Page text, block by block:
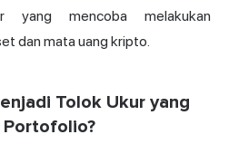
yang mencoba melakukan
dan mata uang kripto.
Tolok Ukur yang
Portofolio?